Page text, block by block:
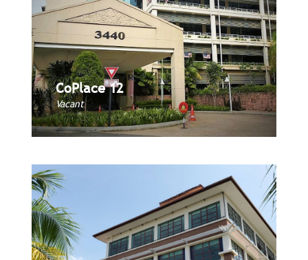
CoPlace 12
Vacant
CoPlace 12
Book Now